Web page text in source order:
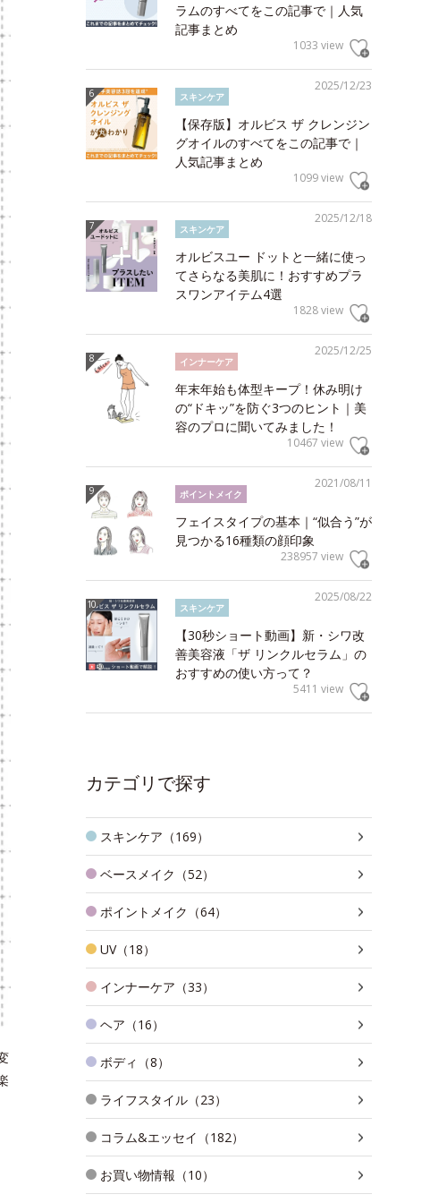
ラムのすべてをこの記事で｜人気
記事まとめ
1033 view
2025/12/23
スキンケア
【保存版】オルビス ザ クレンジン
グオイルのすべてをこの記事で｜
人気記事まとめ
1099 view
2025/12/18
スキンケア
オルビスユー ドットと一緒に使っ
てさらなる美肌に！おすすめプラ
スワンアイテム4選
1828 view
2025/12/25
インナーケア
年末年始も体型キープ！休み明け
の“ドキッ”を防ぐ3つのヒント｜美
容のプロに聞いてみました！
10467 view
2021/08/11
ポイントメイク
フェイスタイプの基本｜“似合う”が
見つかる16種類の顔印象
238957 view
2025/08/22
スキンケア
【30秒ショート動画】新・シワ改
善美容液「ザ リンクルセラム」の
おすすめの使い方って？
5411 view
カテゴリで探す
スキンケア（169）
ベースメイク（52）
ポイントメイク（64）
UV（18）
インナーケア（33）
ヘア（16）
ボディ（8）
ライフスタイル（23）
コラム&エッセイ（182）
お買い物情報（10）